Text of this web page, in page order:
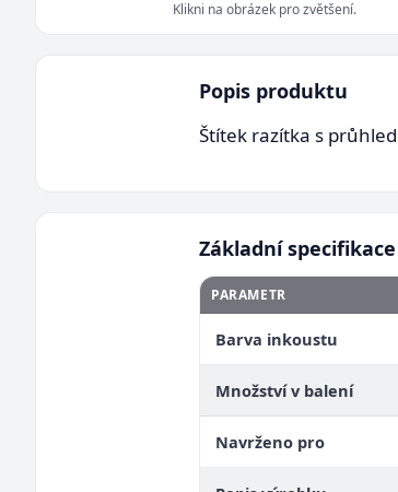
Klikni na obrázek pro zvětšení.
Popis produktu
Štítek razítka s
Základní specifikace
PARAMETR
Barva inkoustu
Množství v balení
Navrženo pro